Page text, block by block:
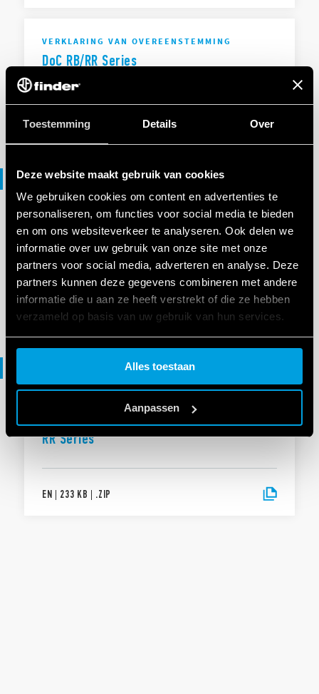
Toestemming Details Over
Deze website maakt gebruik van cookies
We gebruiken cookies om content en advertenties te
personaliseren, om functies voor social media te bieden
en om ons websiteverkeer te analyseren. Ook delen we
informatie over uw gebruik van onze site met onze
partners voor social media, adverteren en analyse. Deze
partners kunnen deze gegevens combineren met andere
informatie die u aan ze heeft verstrekt of die ze hebben
verzameld op basis van uw gebruik van hun services.
Cookie policy.
Alles toestaan
Aanpassen
VERKLARING VAN OVEREENSTEMMING
DoC RB/RR Series
File 3D
3D-BESTANDEN
RR Series
EN|| ZIP
RR Series
EN | 233 KB | .ZIP